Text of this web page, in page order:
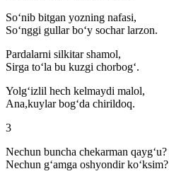
So‘nib bitgan yozning nafasi,
So‘nggi gullar bo‘y sochar larzon.
Pardalarni silkitar shamol,
Sirga to‘la bu kuzgi chorbog‘.
Yolg‘izlil hech kelmaydi malol,
Ana,kuylar bog‘da chirildoq.
3
Nechun buncha chekarman qayg‘u?
Nechun g‘amga oshyondir ko‘ksim?